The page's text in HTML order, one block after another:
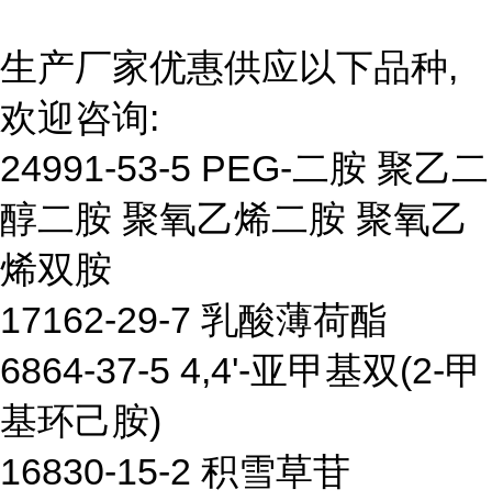
生产厂家优惠供应以下品种,
欢迎咨询:
24991-53-5 PEG-二胺 聚乙二
醇二胺 聚氧乙烯二胺 聚氧乙
烯双胺
17162-29-7 乳酸薄荷酯
6864-37-5 4,4'-亚甲基双(2-甲
基环己胺)
16830-15-2 积雪草苷